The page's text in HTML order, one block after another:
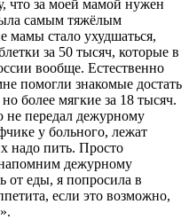
что за моей мамой нужен
самым тяжёлым
мамы стало ухудшаться,
за 50 тысяч, которые в
вообще. Естественно
помогли знакомые достать
более мягкие за 18 тысяч.
передал дежурному
у больного, лежат
надо пить. Просто
дежурному
от еды, я попросила в
если это возможно,